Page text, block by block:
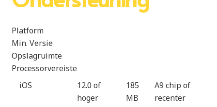
Platform
Min. Versie
Opslagruimte
Processorvereiste
iOS
12.0 of
hoger
185
MB
A9 chip of
recenter